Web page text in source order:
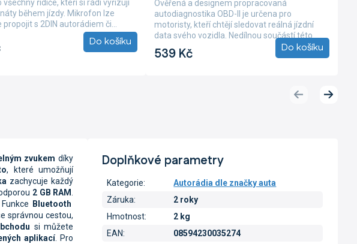
Do košíku
všechny řidiče, kteří si rádi vyřizují
během jízdy. Mikrofon lze
propojit s 2DIN autorádiem či...
5,0
z
5
539 Kč Do košíku
Ověřená a designem propracovaná
autodiagnostika OBD-II je určena pro
motoristy, kteří chtějí sledovat reálná jízdní
data svého vozidla. Nedílnou součástí této
propracované...
PředchozíDalší
zvukem díky
, které umožňují
zachycuje každý
2 GB RAM.
Bluetooth
správnou cestou,
si můžete
aplikací. Pro
Doplňkové parametry
Kategorie:
Autorádia dle značky auta
Záruka:
2 roky
Hmotnost:
2 kg
EAN:
08594230035274